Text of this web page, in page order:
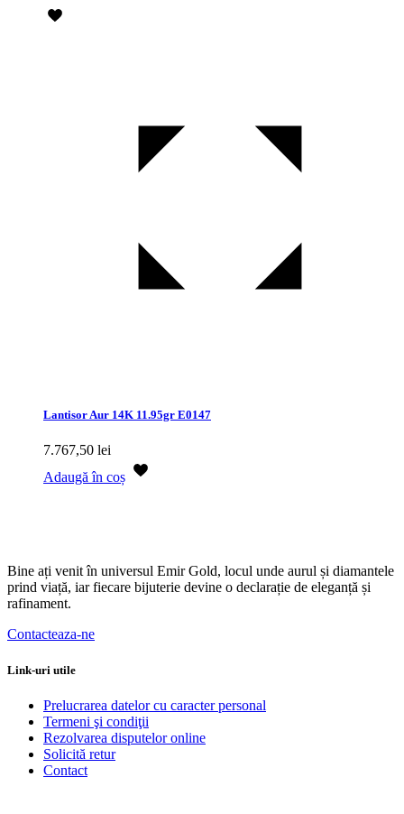
Lantisor Aur 14K 11.95gr E0147
7.767,50 lei
Adaugă în coș
Bine ați venit în universul Emir Gold, locul unde aurul și diamantele
prind viață, iar fiecare bijuterie devine o declarație de eleganță și
rafinament.
Contacteaza-ne
Link-uri utile
Prelucrarea datelor cu caracter personal
Termeni şi condiţii
Rezolvarea disputelor online
Solicită retur
Contact